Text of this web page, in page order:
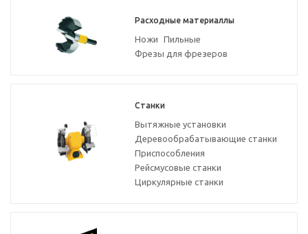
Расходные материаллы
Ножи
Пильные
Фрезы для фрезеров
Станки
Вытяжные установки
Деревообрабатывающие станки
Приспособления
Рейсмусовые станки
Циркулярные станки